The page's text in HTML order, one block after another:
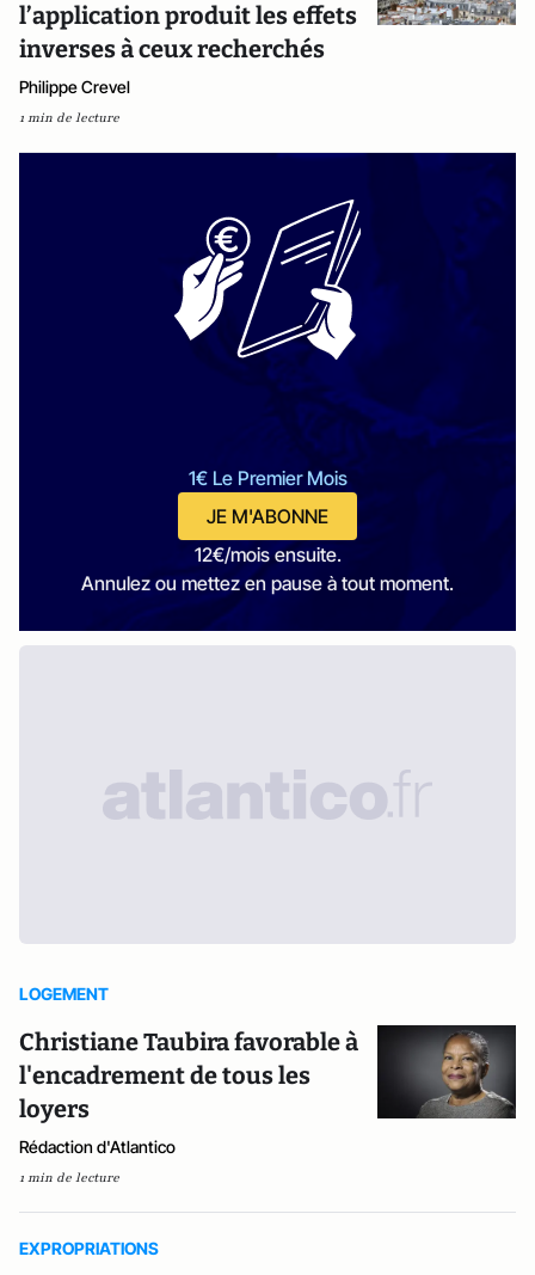
l’application produit les effets
inverses à ceux recherchés
Philippe Crevel
1 min de lecture
1€ Le Premier Mois
JE M'ABONNE
12€/mois ensuite.
Annulez ou mettez en pause à tout moment.
LOGEMENT
Christiane Taubira favorable à
l'encadrement de tous les
loyers
Rédaction d'Atlantico
1 min de lecture
EXPROPRIATIONS